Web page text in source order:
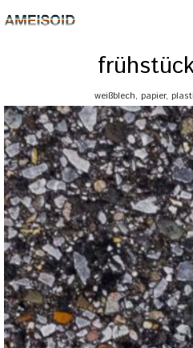
weißblech, papier,